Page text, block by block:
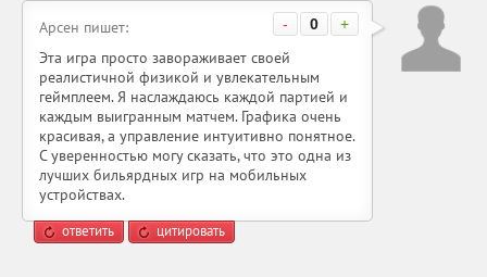
- 0 +
Арсен пишет:
Эта игра просто завораживает своей
реалистичной физикой и увлекательным
геймплеем. Я наслаждаюсь каждой партией и
каждым выигранным матчем. Графика очень
красивая, а управление интуитивно понятное.
С уверенностью могу сказать, что это одна из
лучших бильярдных игр на мобильных
устройствах.
ответить цитировать